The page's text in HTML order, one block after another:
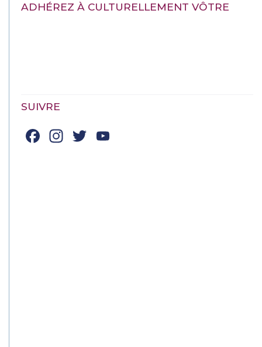
ADHÉREZ À CULTURELLEMENT VÔTRE
SUIVRE
Facebook
Instagram
Twitter